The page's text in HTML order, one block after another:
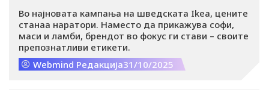
Во најновата кампања на шведската Ikea, цените
станаа наратори. Наместо да прикажува софи,
маси и ламби, брендот во фокус ги стави – своите
препознатливи етикети.
Webmind Редакција31/10/2025